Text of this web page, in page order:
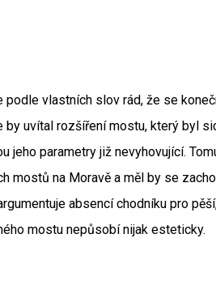
podle vlastních slov rád, že se
by uvítal rozšíření mostu, který byl
jeho parametry již nevyhovující.
mostů na Moravě a měl by se
absencí chodníku pro
mostu nepůsobí nijak esteticky.